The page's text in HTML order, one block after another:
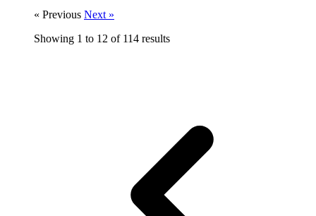
« Previous Next »
Showing 1 to 12 of 114 results